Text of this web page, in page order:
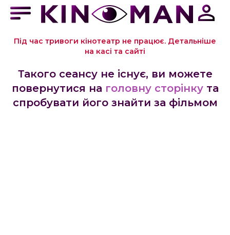
Під час тривоги кінотеатр не працює. Детальніше
на касі та сайті
Такого сеансу не існує, ви можете
повернутися на головну сторінку та
спробувати його знайти за фільмом